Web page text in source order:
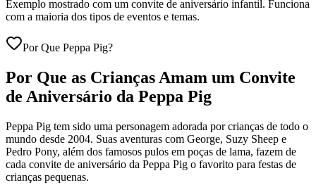
Exemplo mostrado com um convite de aniversário infantil. Funciona
com a maioria dos tipos de eventos e temas.
Por Que Peppa Pig?
Por Que as Crianças Amam um Convite
de Aniversário da Peppa Pig
Peppa Pig tem sido uma personagem adorada por crianças de todo o
mundo desde 2004. Suas aventuras com George, Suzy Sheep e
Pedro Pony, além dos famosos pulos em poças de lama, fazem de
cada convite de aniversário da Peppa Pig o favorito para festas de
crianças pequenas.